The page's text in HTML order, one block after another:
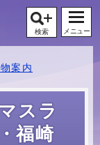
検索 メニュー
案内
スラ
福崎